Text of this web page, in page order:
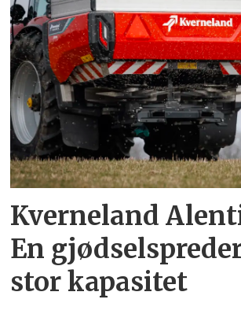
Kverneland
En
stor kapasitet